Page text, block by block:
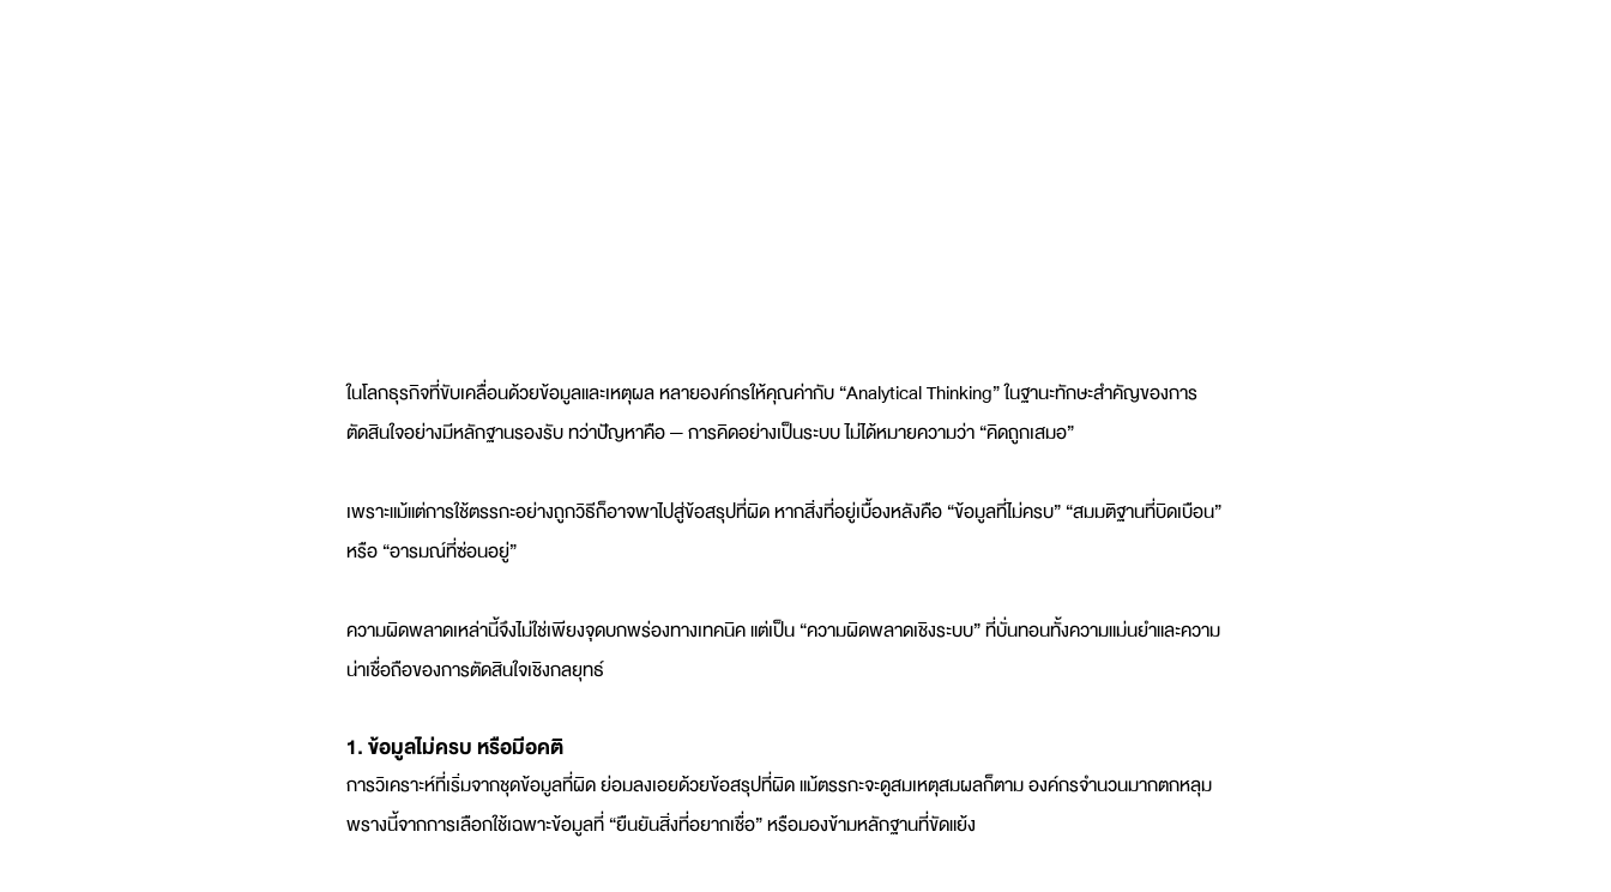
ในโลกธุรกิจที่ขับเคลื่อนด้วยข้อมูลและเหตุผล หลายองค์กรให้คุณค่ากับ “Analytical Thinking” ในฐานะทักษะสำคัญของการ
ตัดสินใจอย่างมีหลักฐานรองรับ ทว่าปัญหาคือ — การคิดอย่างเป็นระบบ ไม่ได้หมายความว่า “คิดถูกเสมอ”
เพราะแม้แต่การใช้ตรรกะอย่างถูกวิธีก็อาจพาไปสู่ข้อสรุปที่ผิด หากสิ่งที่อยู่เบื้องหลังคือ “ข้อมูลที่ไม่ครบ” “สมมติฐานที่บิดเบือน”
หรือ “อารมณ์ที่ซ่อนอยู่”
ความผิดพลาดเหล่านี้จึงไม่ใช่เพียงจุดบกพร่องทางเทคนิค แต่เป็น “ความผิดพลาดเชิงระบบ” ที่บั่นทอนทั้งความแม่นยำและความ
น่าเชื่อถือของการตัดสินใจเชิงกลยุทธ์
1. ข้อมูลไม่ครบ หรือมีอคติ
การวิเคราะห์ที่เริ่มจากชุดข้อมูลที่ผิด ย่อมลงเอยด้วยข้อสรุปที่ผิด แม้ตรรกะจะดูสมเหตุสมผลก็ตาม องค์กรจำนวนมากตกหลุม
พรางนี้จากการเลือกใช้เฉพาะข้อมูลที่ “ยืนยันสิ่งที่อยากเชื่อ” หรือมองข้ามหลักฐานที่ขัดแย้ง